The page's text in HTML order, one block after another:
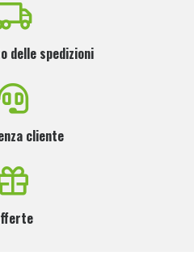
delle spedizioni
cliente